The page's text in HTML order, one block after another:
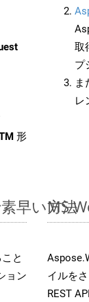
形
取
プ
ま
レ
早い方法
と
ョン
MS
イルを
REST